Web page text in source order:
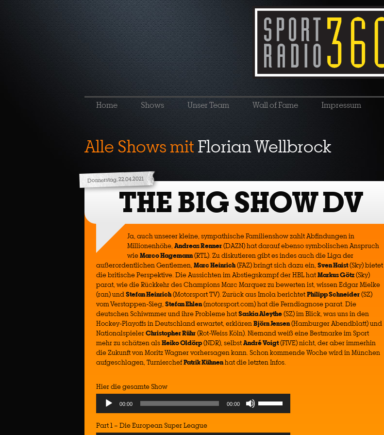
Home Shows Unser Team Wall of Fame Impressum
Alle Shows mitFlorian Wellbrock
Donnerstag, 22.04.2021
THE BIG SHOW DV
Ja, auch unserer kleine, sympathische Familienshow zahlt Abfindungen in
Millionenhöhe, Andreas Renner(DAZN) hat darauf ebenso symbolischen Anspruch
wieMarco Hagemann(RTL). Zu diskutieren gibt es indes auch die Liga der
außerordentlichen Gentlemen, Marc Heinrich(FAZ) bringt sich dazu ein, Sven Haist(Sky) bietet
die britische Perspektive. Die Aussichten im Abstiegskampf der HBL hatMarkus Götz(Sky)
parat, wie die Rückkehr des Champions Marc Marquez zu bewerten ist, wissen Edgar Mielke
(ran) undStefan Heinrich(Motorsport TV). Zurück aus Imola berichtetPhilipp Schneider(SZ)
vom Verstappen-Sieg, Stefan Ehlen(motorsport.com) hat die Ferndiagnose parat. Die
deutschen Schiwmmer und ihre Probleme hatSaskia Aleythe(SZ) im Blick, was uns in den
Hockey-Playoffs in Deutschland erwartet, erklärenBjörn Jensen(Hamburger Abendblatt) und
NationalspielerChristopher Rühr(Rot-Weiss Köln). Niemand weiß eine Bestmarke im Sport
mehr zu schätzen alsHeiko Oldörp(NDR), selbstAndré Voigt(FIVE) nicht, der aber immerhin
die Zukunft von Moritz Wagner vorhersagen kann. Schon kommende Woche wird in München
aufgeschlagen, TurnierchefPatrik Kühnenhat die letzten Infos.
Hier die gesamte Show
Audio
Player
00:00 00:00
keys
Part 1 – Die European Super League